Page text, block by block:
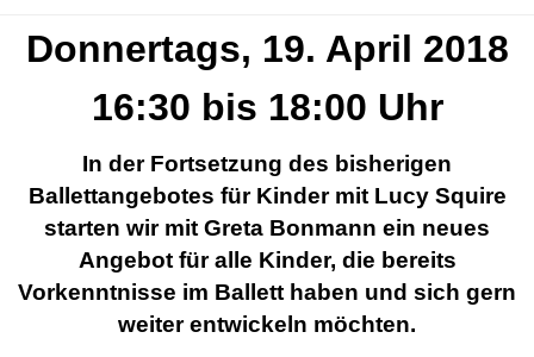
Donnertags, 19. April 2018
16:30 bis 18:00 Uhr
In der Fortsetzung des bisherigen
Ballettangebotes für Kinder mit Lucy Squire
starten wir mit Greta Bonmann ein neues
Angebot für alle Kinder, die bereits
Vorkenntnisse im Ballett haben und sich gern
weiter entwickeln möchten.